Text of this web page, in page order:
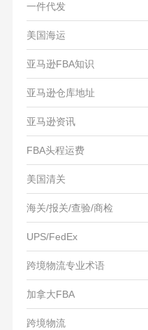
一件代发
美国海运
亚马逊FBA知识
亚马逊仓库地址
亚马逊资讯
FBA头程运费
美国清关
海关/报关/查验/商检
UPS/FedEx
跨境物流专业术语
加拿大FBA
跨境物流